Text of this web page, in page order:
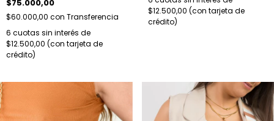
$75.000,00
$60.000,00 con Transferencia
6 cuotas sin interés de
$12.500,00
$12.500,00